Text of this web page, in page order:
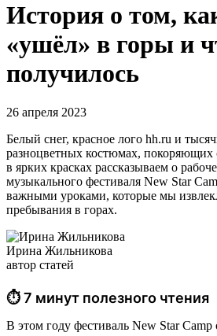
История о том,
«ушёл» в горы и
получилось
26 апреля 2023
Белый снег, красное лого hh.ru и
разноцветных костюмах,
в ярких красках рассказываем о
музыкального фестиваля New Star
важными уроками, которые мы
пребывания в горах.
Ирина Жильникова
автор статей
⏱ 7 минут полезного чтения
В этом году фестиваль New Star Camp